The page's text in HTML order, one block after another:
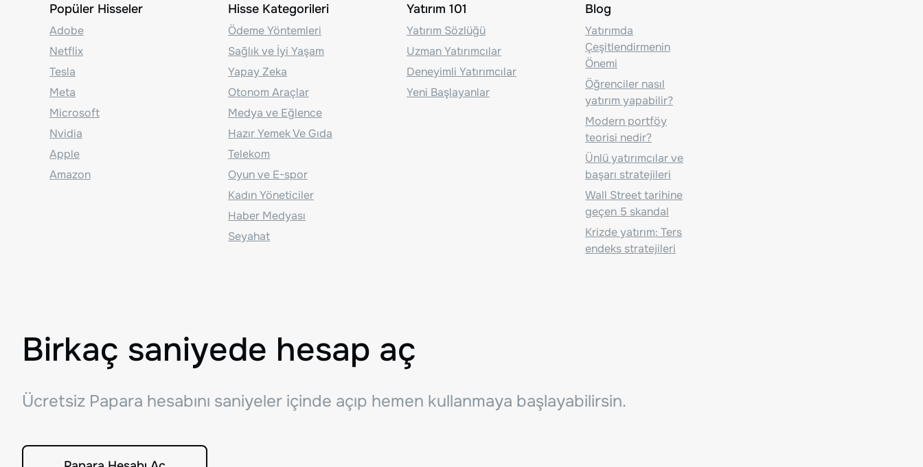
Popüler Hisseler
Adobe
Netflix
Tesla
Meta
Microsoft
Nvidia
Apple
Amazon
Hisse Kategorileri
Ödeme Yöntemleri
Sağlık ve İyi Yaşam
Yapay Zeka
Otonom Araçlar
Medya ve Eğlence
Hazır Yemek Ve Gıda
Telekom
Oyun ve E-spor
Kadın Yöneticiler
Haber Medyası
Seyahat
Yatırım 101
Yatırım Sözlüğü
Uzman Yatırımcılar
Deneyimli Yatırımcılar
Yeni Başlayanlar
Blog
Yatırımda
Çeşitlendirmenin
Önemi
Öğrenciler nasıl
yatırım yapabilir?
Modern portföy
teorisi nedir?
Ünlü yatırımcılar ve
başarı stratejileri
Wall Street tarihine
geçen 5 skandal
Krizde yatırım: Ters
endeks stratejileri
Birkaç saniyede hesap aç
Ücretsiz Papara hesabını saniyeler içinde açıp hemen kullanmaya başlayabilirsin.